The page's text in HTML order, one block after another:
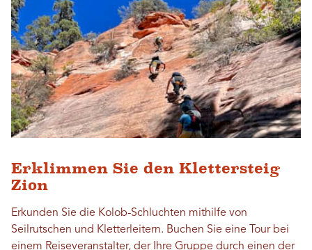
Erklimmen Sie den Klettersteig
Zion
Erkunden Sie die Kolob-Schluchten mithilfe von
Seilrutschen und Kletterleitern. Buchen Sie eine Tour bei
einem Reiseveranstalter, der Ihre Gruppe durch einen der